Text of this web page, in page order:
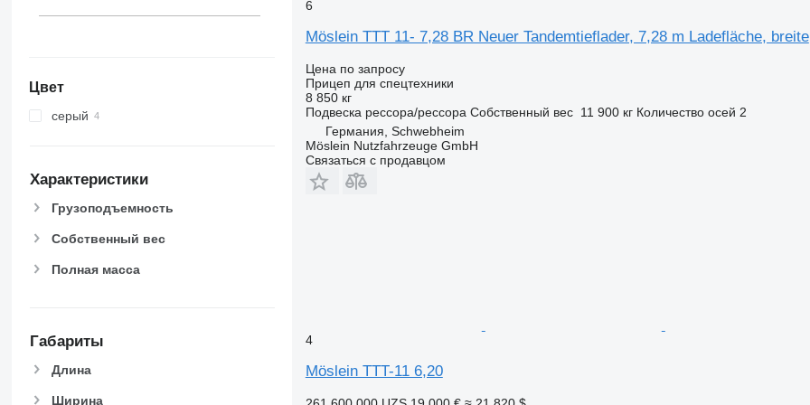
Цвет
серый
Характеристики
Грузоподъемность
Собственный вес
Полная масса
Габариты
Длина
Ширина
6
Möslein TTT 11- 7,28 BR Neuer Tandemtieflader, 7,28 m Ladefläche, breite
Цена по запросу
Прицеп для спецтехники
8 850 кг
Подвеска рессора/рессора Собственный вес 11 900 кг Количество осей 2
Германия, Schwebheim
Möslein Nutzfahrzeuge GmbH
Связаться с продавцом
4
Möslein TTT-11 6,20